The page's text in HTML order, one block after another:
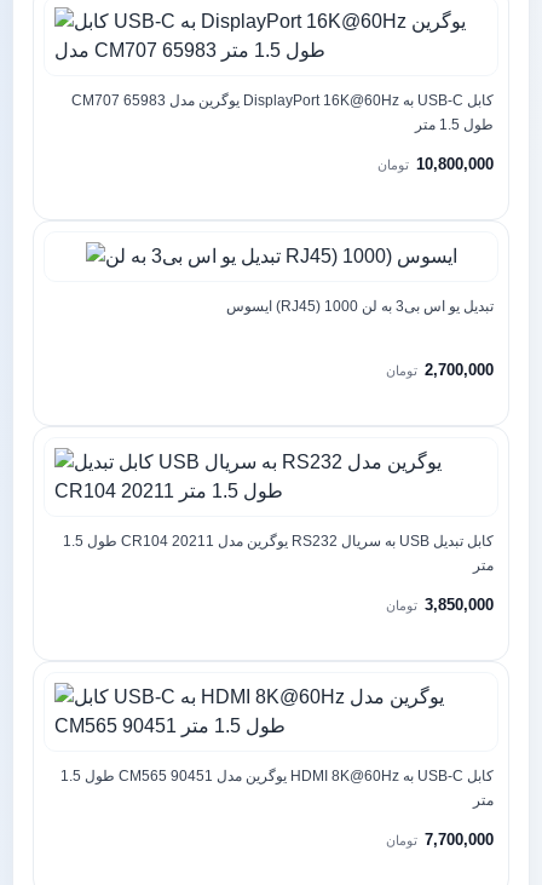
کابل USB-C به DisplayPort 16K@60Hz یوگرین مدل CM707 65983
طول 1.5 متر
10,800,000 تومان
تبدیل یو اس بی3 به لن RJ45) 1000) ایسوس
2,700,000 تومان
کابل تبدیل USB به سریال RS232 یوگرین مدل CR104 20211 طول 1.5
متر
3,850,000 تومان
کابل USB-C به HDMI 8K@60Hz یوگرین مدل CM565 90451 طول 1.5
متر
7,700,000 تومان